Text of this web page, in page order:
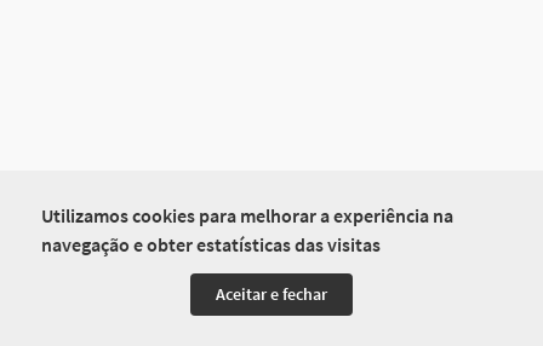
Utilizamos cookies para melhorar a experiência na
navegação e obter estatísticas das visitas
Aceitar e fechar